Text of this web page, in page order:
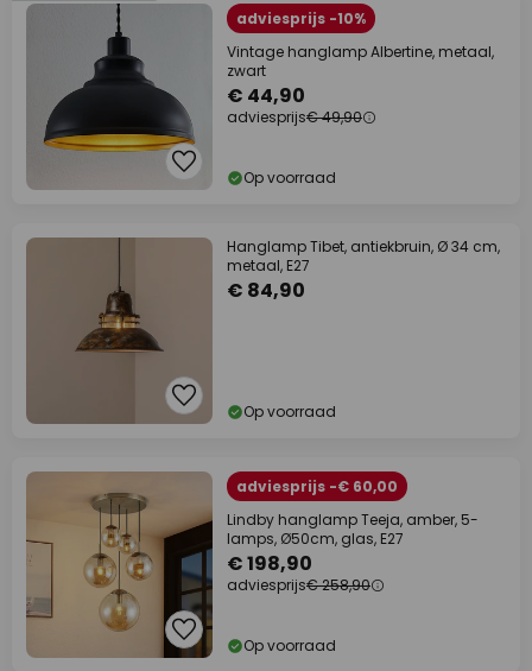
adviesprijs -10%
Vintage hanglamp Albertine, metaal,
zwart
€ 44,90
adviesprijs€ 49,90
Op voorraad
Hanglamp Tibet, antiekbruin, Ø 34 cm,
metaal, E27
€ 84,90
Op voorraad
adviesprijs -€ 60,00
Lindby hanglamp Teeja, amber, 5-
lamps, Ø50cm, glas, E27
€ 198,90
adviesprijs€ 258,90
Op voorraad